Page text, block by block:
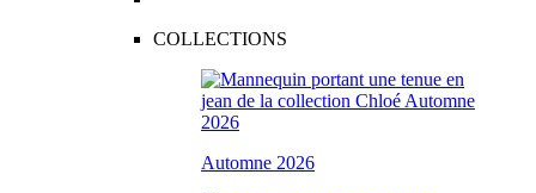
COLLECTIONS
Automne 2026